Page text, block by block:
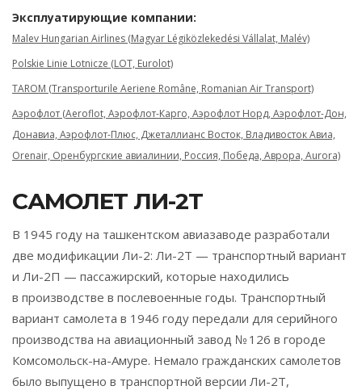
Эксплуатирующие компании:
Malev Hungarian Airlines (Magyar Légiközlekedési Vállalat, Malév)
Polskie Linie Lotnicze (LOT, Eurolot)
TAROM (Transporturile Aeriene Române, Romanian Air Transport)
Аэрофлот (Aeroflot, Аэрофлот-Карго, Аэрофлот Норд, Аэрофлот-Дон,
Донавиа, Аэрофлот-Плюс, Джеталлианс Восток, Владивосток Авиа,
Orenair, Оренбургские авиалинии, Россия, Победа, Аврора, Aurora)
САМОЛЕТ ЛИ-2Т
В 1945 году на ташкентском авиазаводе разработали
две модификации Ли-2: Ли-2Т — транспортный вариант
и Ли-2П — пассажирский, которые находились
в производстве в послевоенные годы. Транспортный
вариант самолета в 1946 году передали для серийного
производства на авиационный завод № 126 в городе
Комсомольск-на-Амуре. Немало гражданских самолетов
было выпущено в транспортной версии Ли-2Т,